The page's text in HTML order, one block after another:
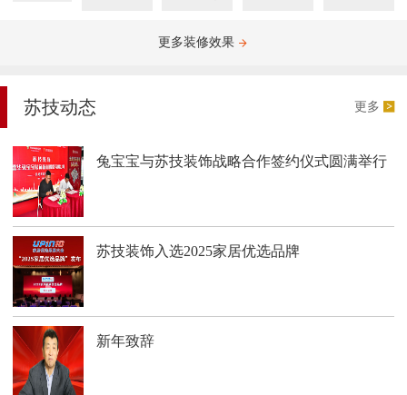
更多装修效果
苏技动态 更多
兔宝宝与苏技装饰战略合作签约仪式圆满举行
苏技装饰入选2025家居优选品牌
新年致辞